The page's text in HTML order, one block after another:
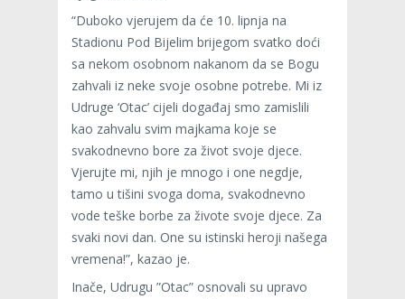
“Duboko vjerujem da će 10. lipnja na
Stadionu Pod Bijelim brijegom svatko doći
sa nekom osobnom nakanom da se Bogu
zahvali iz neke svoje osobne potrebe. Mi iz
Udruge ‘Otac’ cijeli događaj smo zamislili
kao zahvalu svim majkama koje se
svakodnevno bore za život svoje djece.
Vjerujte mi, njih je mnogo i one negdje,
tamo u tišini svoga doma, svakodnevno
vode teške borbe za živote svoje djece. Za
svaki novi dan. One su istinski heroji našega
vremena!”, kazao je.
Inače, Udrugu ”Otac” osnovali su upravo